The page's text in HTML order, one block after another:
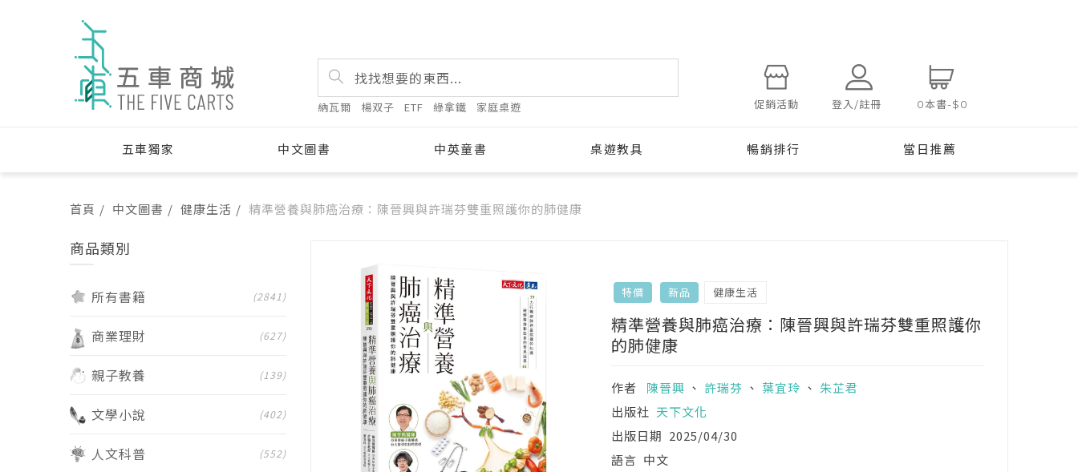
納瓦爾 楊双子 ETF 綠拿鐵 家庭桌遊 促銷活動 登入/註冊 0本書-$0
五車獨家 中文圖書 中英童書 桌遊教具 暢銷排行 當日推薦
首頁 中文圖書 健康生活 精準營養與肺癌治療：陳晉興與許瑞芬雙重照護你的肺健康
特價 新品 健康生活
精準營養與肺癌治療：陳晉興與許瑞芬雙重照護你
的肺健康
作者 陳晉興 、 許瑞芬 、葉宜玲 、 朱芷君
出版社 天下文化
出版日期 2025/04/30
語言 中文
商品類別
所有書籍 (2841)
商業理財 (627)
親子教養 (139)
文學小說 (402)
人文科普 (552)